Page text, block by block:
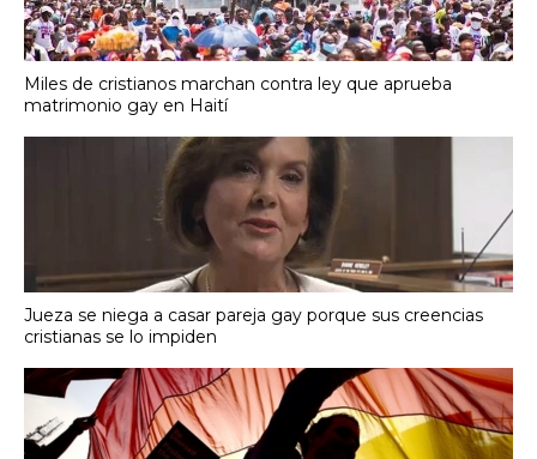
Miles de cristianos marchan contra ley que aprueba
matrimonio gay en Haití
Jueza se niega a casar pareja gay porque sus creencias
cristianas se lo impiden